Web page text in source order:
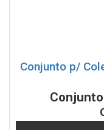
Conjunto p/